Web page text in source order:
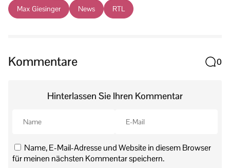
Max Giesinger News RTL
Kommentare 0
Hinterlassen Sie Ihren Kommentar
Name, E-Mail-Adresse und Website in diesem Browser
für meinen nächsten Kommentar speichern.